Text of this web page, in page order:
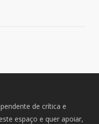
de crítica e
espaço e quer apoiar,